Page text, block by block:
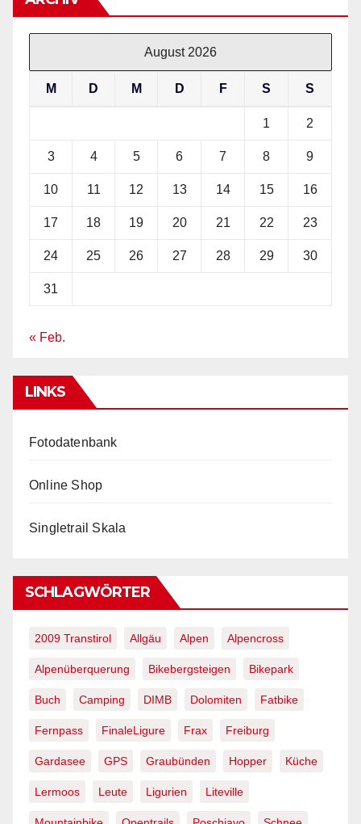
August 2026
M D M D F S S
1 2
3 4 5 6 7 8 9
10 11 12 13 14 15 16
17 18 19 20 21 22 23
24 25 26 27 28 29 30
31
« Feb.
LINKS
Fotodatenbank
Online Shop
Singletrail Skala
SCHLAGWÖRTER
2009 Transtirol Allgäu Alpen Alpencross
Alpenüberquerung Bikebergsteigen Bikepark
Buch Camping DIMB Dolomiten Fatbike
Fernpass FinaleLigure Frax Freiburg
Gardasee GPS Graubünden Hopper Küche
Lermoos Leute Ligurien Liteville